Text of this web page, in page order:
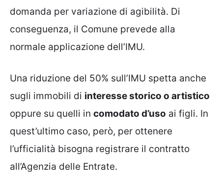
domanda per variazione di agibilità. Di
conseguenza, il Comune prevede alla
normale applicazione dell’IMU.
Una riduzione del 50% sull’IMU spetta anche
sugli immobili di interesse storico o artistico
oppure su quelli in comodato d’uso ai figli. In
quest’ultimo caso, però, per ottenere
l’ufficialità bisogna registrare il contratto
all’Agenzia delle Entrate.